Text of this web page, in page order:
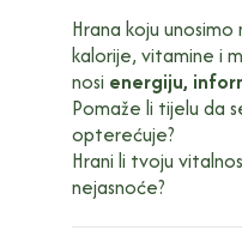
Hrana koju
kalorije, vitamine i
nosi energiju,
Pomaže li tijelu da
opterećuje?
Hrani li tvoju
nejasnoće?